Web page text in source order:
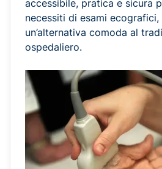
accessibile, pratica e sicura
necessiti di esami
un’alternativa comoda al
ospedaliero.